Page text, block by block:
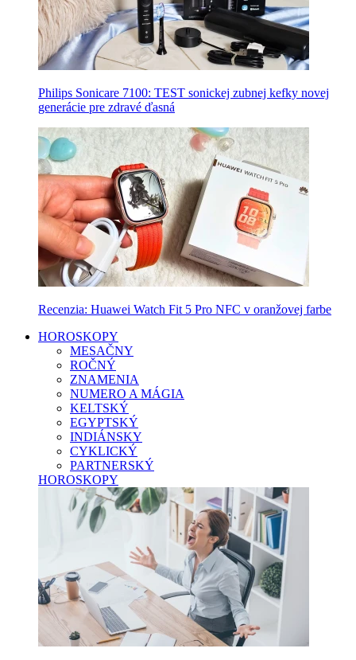
Philips Sonicare 7100: TEST sonickej zubnej kefky novej
generácie pre zdravé ďasná
Recenzia: Huawei Watch Fit 5 Pro NFC v oranžovej farbe
HOROSKOPY
MESAČNY
ROČNÝ
ZNAMENIA
NUMERO A MÁGIA
KELTSKÝ
EGYPTSKÝ
INDIÁNSKY
CYKLICKÝ
PARTNERSKÝ
HOROSKOPY